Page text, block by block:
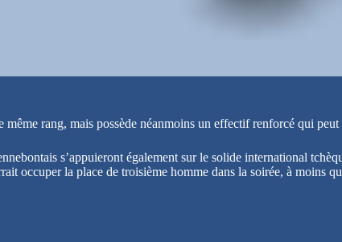
rang, mais possède néanmoins un effectif renforcé qui
s’appuieront également sur le solide international
occuper la place de troisième homme dans la soirée, à moins